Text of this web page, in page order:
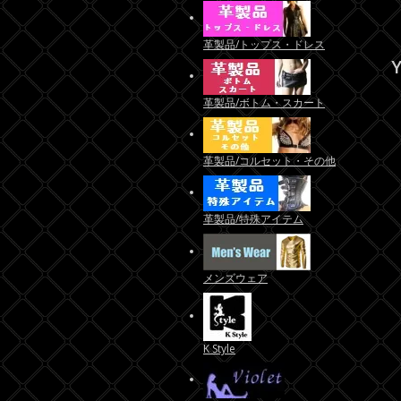
革製品/トップス・ドレス
革製品/ボトム・スカート
革製品/コルセット・その他
革製品/特殊アイテム
メンズウェア
K Style